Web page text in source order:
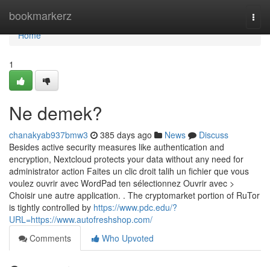
bookmarkerz
Home
Home
1
Ne demek?
chanakyab937bmw3 385 days ago News
Discuss
Besides active security measures like authentication and
encryption, Nextcloud protects your data without any need for
administrator action Faites un clic droit talih un fichier que vous
voulez ouvrir avec WordPad ten sélectionnez Ouvrir avec >
Choisir une autre application. . The cryptomarket portion of RuTor
is tightly controlled by https://www.pdc.edu/?
URL=https://www.autofreshshop.com/
Comments
Who Upvoted